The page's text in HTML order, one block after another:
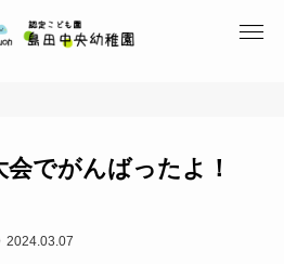
会でがんばったよ！
2024.03.07